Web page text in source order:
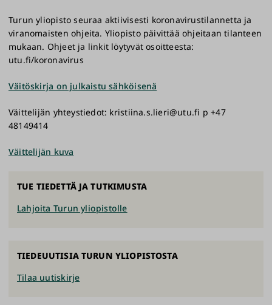
Turun yliopisto seuraa aktiivisesti koronavirustilannetta ja
viranomaisten ohjeita. Yliopisto päivittää ohjeitaan tilanteen
mukaan. Ohjeet ja linkit löytyvät osoitteesta:
utu.fi/koronavirus
Väitöskirja on julkaistu sähköisenä
Väittelijän yhteystiedot: kristiina.s.lieri@utu.fi p +47
48149414
Väittelijän kuva
TUE TIEDETTÄ JA TUTKIMUSTA
Lahjoita Turun yliopistolle
TIEDEUUTISIA TURUN YLIOPISTOSTA
Tilaa uutiskirje